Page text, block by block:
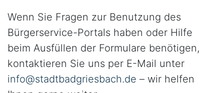
Wenn Sie Fragen zur Benutzung des
Bürgerservice-Portals haben oder Hilfe
beim Ausfüllen der Formulare benötigen,
kontaktieren Sie uns per E-Mail unter
info@stadtbadgriesbach.de – wir helfen